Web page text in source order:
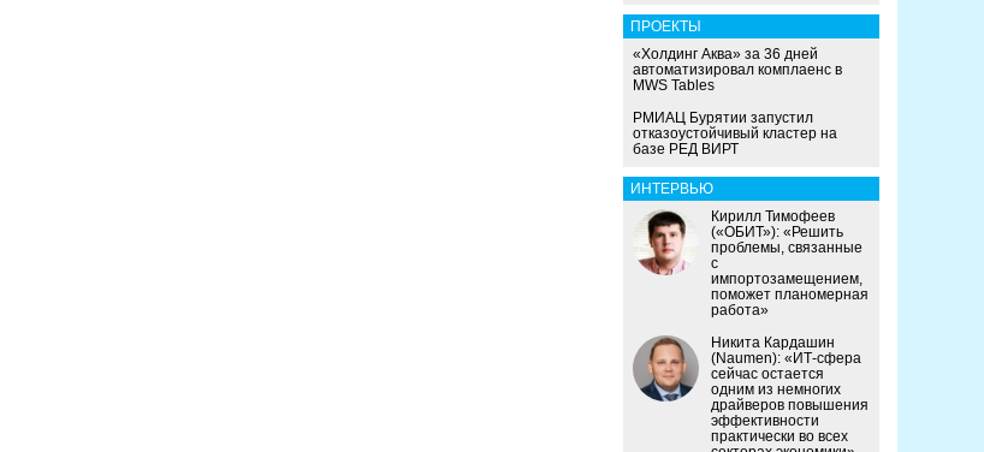
ПРОЕКТЫ
«Холдинг Аква» за 36 дней
автоматизировал комплаенс в
MWS Tables
РМИАЦ Бурятии запустил
отказоустойчивый кластер на
базе РЕД ВИРТ
ИНТЕРВЬЮ
Кирилл Тимофеев
(«ОБИТ»): «Решить
проблемы, связанные
с
импортозамещением,
поможет планомерная
работа»
Никита Кардашин
(Naumen): «ИТ-сфера
сейчас остается
одним из немногих
драйверов повышения
эффективности
практически во всех